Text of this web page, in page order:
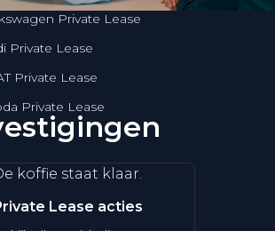
Private Lease
Private Lease
Private Lease
Private Lease
Lease acties
alle aanbiedingen
koffie staat klaar.